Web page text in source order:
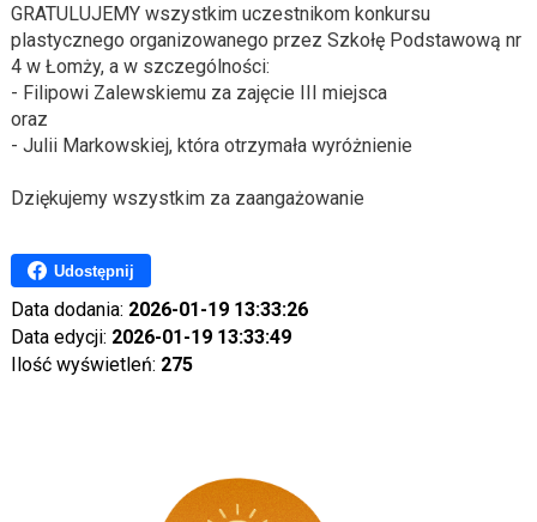
GRATULUJEMY wszystkim uczestnikom konkursu
plastycznego organizowanego przez Szkołę Podstawową nr
4 w Łomży, a w szczególności:
- Filipowi Zalewskiemu za zajęcie III miejsca
oraz
- Julii Markowskiej, która otrzymała wyróżnienie
Dziękujemy wszystkim za zaangażowanie
Udostępnij
Data dodania: 2026-01-19 13:33:26
Data edycji: 2026-01-19 13:33:49
Ilość wyświetleń: 275